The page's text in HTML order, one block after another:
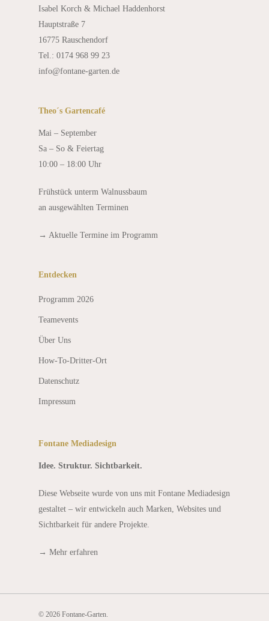
Isabel Korch & Michael Haddenhorst
Hauptstraße 7
16775 Rauschendorf
Tel.: 0174 968 99 23
info@fontane-garten.de
Theo´s Gartencafé
Mai – September
Sa – So & Feiertag
10:00 – 18:00 Uhr
Frühstück unterm Walnussbaum
an ausgewählten Terminen
→ Aktuelle Termine im Programm
Entdecken
Programm 2026
Teamevents
Über Uns
How-To-Dritter-Ort
Datenschutz
Impressum
Fontane Mediadesign
Idee. Struktur. Sichtbarkeit.
Diese Webseite wurde von uns mit Fontane Mediadesign
gestaltet – wir entwickeln auch Marken, Websites und
Sichtbarkeit für andere Projekte.
→ Mehr erfahren
© 2026 Fontane-Garten.